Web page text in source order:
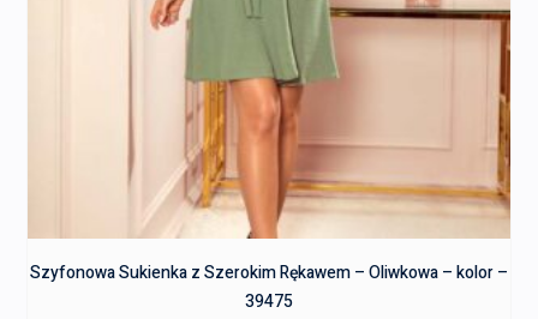
Szyfonowa Sukienka z Szerokim Rękawem – Oliwkowa – kolor –
39475